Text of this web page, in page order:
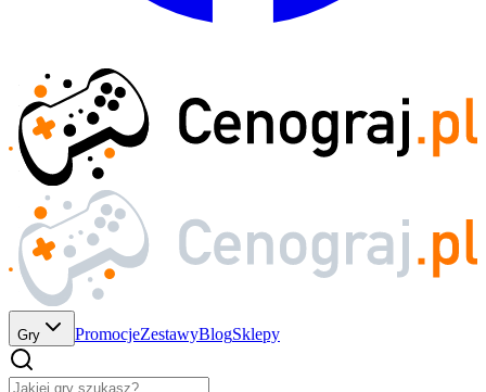
Gry PromocjeZestawyBlogSklepy